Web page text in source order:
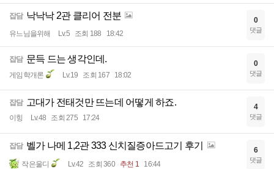
잡담 낙낙낙 2관 클리어 전분
유느님을위해 Lv.5 조회 188 18:42
0
댓글
잡담 문득 드는 생각인데.
게임학개론 Lv.19 조회 167 18:02
0
댓글
잡담 고대가 전태것만 뜨는데 어떻게 하죠.
이힝 Lv.48 조회 275 17:24
4
댓글
잡담 벨가 나메 1,2관 333 신치질증아드고기 후기
작은울디 Lv.42 조회 360 추천 1 16:44
6
댓글